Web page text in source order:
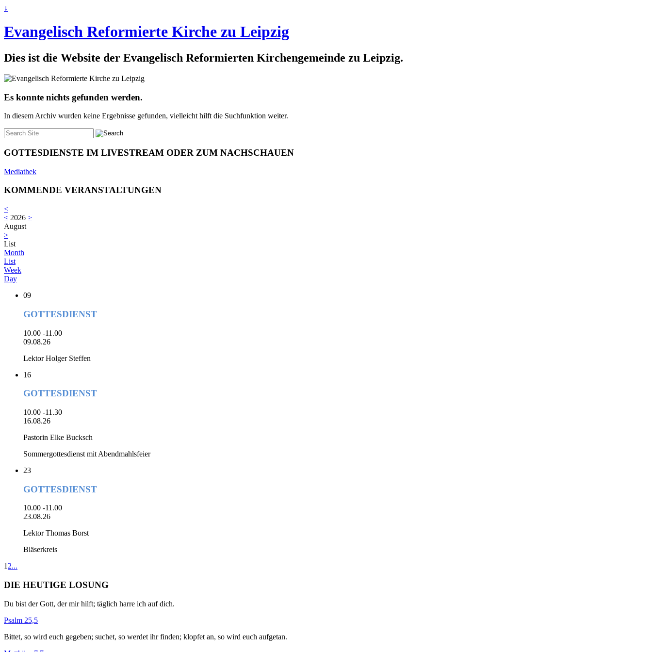
↓
Evangelisch Reformierte Kirche zu Leipzig
Dies ist die Website der Evangelisch Reformierten Kirchengemeinde zu Leipzig.
Es konnte nichts gefunden werden.
In diesem Archiv wurden keine Ergebnisse gefunden, vielleicht hilft die Suchfunktion weiter.
Suche
nach:
GOTTESDIENSTE IM LIVESTREAM ODER ZUM NACHSCHAUEN
Mediathek
KOMMENDE VERANSTALTUNGEN
<
< 2026 >
August
>
List
Month
List
Week
Day
09
GOTTESDIENST
10.00 -11.00
09.08.26
Lektor Holger Steffen
16
GOTTESDIENST
10.00 -11.30
16.08.26
Pastorin Elke Bucksch
Sommergottesdienst mit Abendmahlsfeier
23
GOTTESDIENST
10.00 -11.00
23.08.26
Lektor Thomas Borst
Bläserkreis
12...
DIE HEUTIGE LOSUNG
Du bist der Gott, der mir hilft; täglich harre ich auf dich.
Psalm 25,5
Bittet, so wird euch gegeben; suchet, so werdet ihr finden; klopfet an, so wird euch aufgetan.